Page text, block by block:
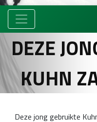
DEZE
KUHN
Deze jong gebruikte